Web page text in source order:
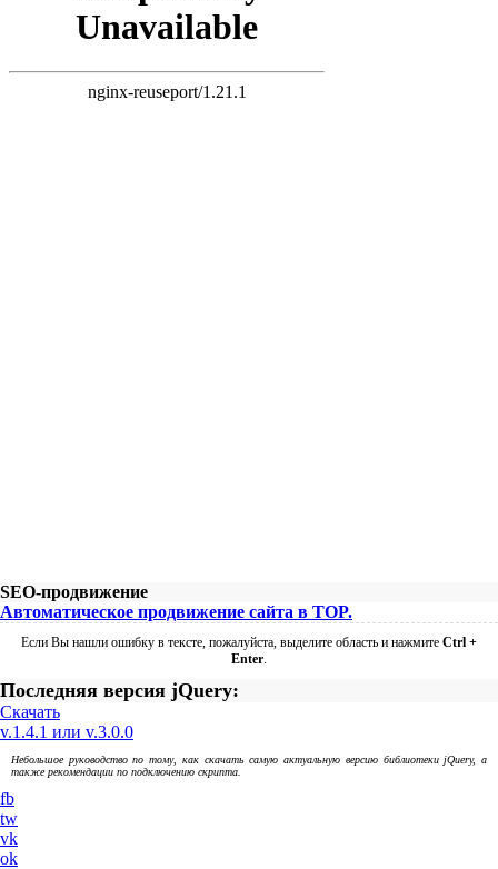
SEO-продвижение
Автоматическое продвижение сайта в TOP.
Если Вы нашли ошибку в тексте, пожалуйста, выделите область и нажмите Ctrl +
Enter
Последняя версия jQuery:
Скачать
v.1.4.1 или v.3.0.0
Небольшое руководство по тому, как скачать самую актуальную версию библиотеки jQuery, а
также рекомендации по подключению скрипта.
fb
tw
vk
ok